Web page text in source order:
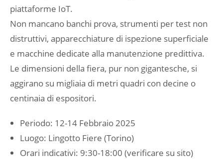
piattaforme IoT.
Non mancano banchi prova, strumenti per test non
distruttivi, apparecchiature di ispezione superficiale
e macchine dedicate alla manutenzione predittiva.
Le dimensioni della fiera, pur non gigantesche, si
aggirano su migliaia di metri quadri con decine o
centinaia di espositori.
Periodo: 12-14 Febbraio 2025
Luogo: Lingotto Fiere (Torino)
Orari indicativi: 9:30-18:00 (verificare su sito)